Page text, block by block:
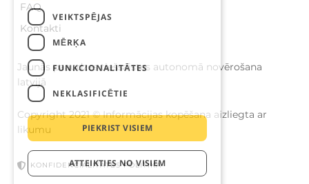
FAQ
Kontakti
Jaunās paaudzes tiešsaistes autonomā novērošana
latvijā
Copyright 2021 © Informācijas kopēšana aizliegta ar
likumu
KONFIDENCIALITĀTES POLITIKA
VEIKTSPĒJAS
MĒRĶA
FUNKCIONALITĀTES
NEKLASIFICĒTIE
PIEKRIST VISIEM
ATTEIKTIES NO VISIEM